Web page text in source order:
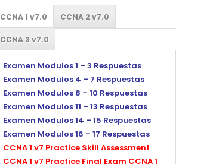
CCNA 1 v7.0 CCNA 2 v7.0
CCNA 3 v7.0
Examen Modulos 1 – 3 Respuestas
Examen Modulos 4 – 7 Respuestas
Examen Modulos 8 – 10 Respuestas
Examen Modulos 11 – 13 Respuestas
Examen Modulos 14 – 15 Respuestas
Examen Modulos 16 – 17 Respuestas
CCNA 1 v7 Practice Skill Assessment
CCNA 1 v7 Practice Final Exam CCNA 1